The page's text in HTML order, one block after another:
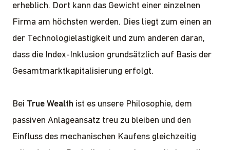
erheblich. Dort kann das Gewicht einer einzelnen
Firma am höchsten werden. Dies liegt zum einen an
der Technologielastigkeit und zum anderen daran,
dass die Index-Inklusion grundsätzlich auf Basis der
Gesamtmarktkapitalisierung erfolgt.
Bei True Wealth ist es unsere Philosophie, dem
passiven Anlageansatz treu zu bleiben und den
Einfluss des mechanischen Kaufens gleichzeitig